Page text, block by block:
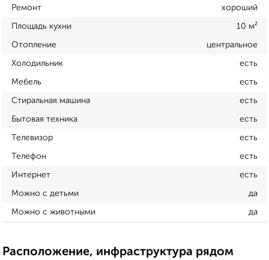
Ремонт хороший
Площадь кухни 10 м²
Отопление центральное
Холодильник есть
Мебель есть
Стиральная машина есть
Бытовая техника есть
Телевизор есть
Телефон есть
Интернет есть
Можно с детьми да
Можно с животными да
Расположение, инфраструктура рядом